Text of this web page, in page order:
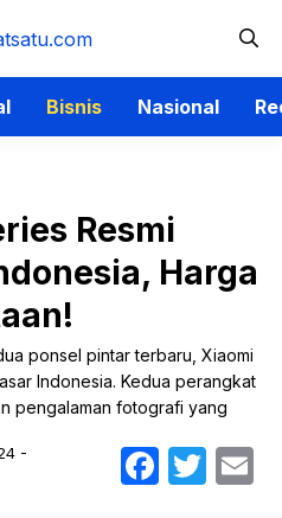
Bisnis Nasional
Resmi
Harga
ponsel pintar terbaru, Xiaomi
Indonesia. Kedua perangkat
pengalaman fotografi yang
-